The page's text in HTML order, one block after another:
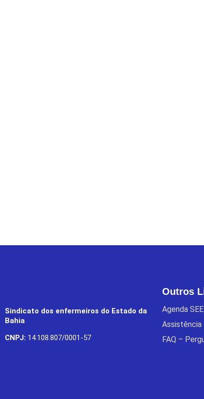
Sindicato dos enfermeiros do Estado da
Bahia
CNPJ: 14.108.807/0001-57
Outros
Agenda
Assistência
FAQ –